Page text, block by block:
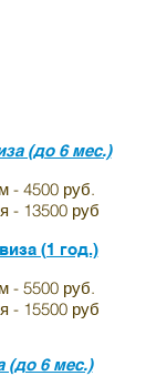
(до 6 мес.)
- 4500 руб.
- 13500 руб
(1 год.)
- 5500 руб.
- 15500 руб
(до 6 мес.)